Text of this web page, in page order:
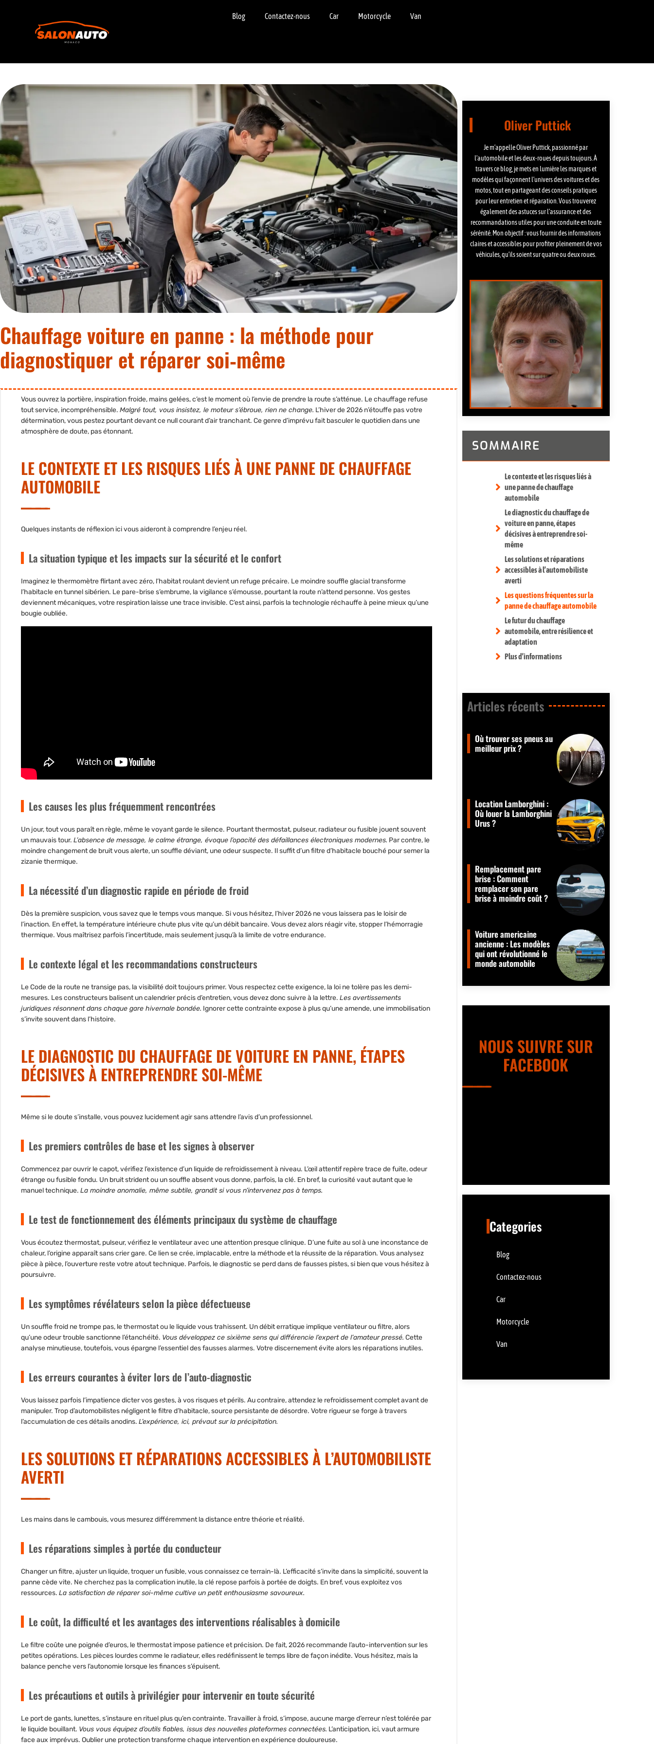
Blog Contactez-nous Car Motorcycle Van
Chauffage voiture en panne : la méthode pour
diagnostiquer et réparer soi‑même
Vous ouvrez la portière, inspiration froide, mains gelées, c’est le moment où l’envie de prendre la route s’atténue. Le chauffage refuse
tout service, incompréhensible. Malgré tout, vous insistez, le moteur s’ébroue, rien ne change. L’hiver de 2026 n’étouffe pas votre
détermination, vous pestez pourtant devant ce null courant d’air tranchant. Ce genre d’imprévu fait basculer le quotidien dans une
atmosphère de doute, pas étonnant.
LE CONTEXTE ET LES RISQUES LIÉS À UNE PANNE DE CHAUFFAGE
AUTOMOBILE
Quelques instants de réflexion ici vous aideront à comprendre l’enjeu réel.
La situation typique et les impacts sur la sécurité et le confort
Imaginez le thermomètre flirtant avec zéro, l’habitat roulant devient un refuge précaire. Le moindre souffle glacial transforme
l’habitacle en tunnel sibérien. Le pare-brise s’embrume, la vigilance s’émousse, pourtant la route n’attend personne. Vos gestes
deviennent mécaniques, votre respiration laisse une trace invisible. C’est ainsi, parfois la technologie réchauffe à peine mieux qu’une
bougie oubliée.
Les causes les plus fréquemment rencontrées
Un jour, tout vous paraît en règle, même le voyant garde le silence. Pourtant thermostat, pulseur, radiateur ou fusible jouent souvent
un mauvais tour. L’absence de message, le calme étrange, évoque l’opacité des défaillances électroniques modernes. Par contre, le
moindre changement de bruit vous alerte, un souffle déviant, une odeur suspecte. Il suffit d’un filtre d’habitacle bouché pour semer la
zizanie thermique.
La nécessité d’un diagnostic rapide en période de froid
Dès la première suspicion, vous savez que le temps vous manque. Si vous hésitez, l’hiver 2026 ne vous laissera pas le loisir de
l’inaction. En effet, la température intérieure chute plus vite qu’un débit bancaire. Vous devez alors réagir vite, stopper l’hémorragie
thermique. Vous maîtrisez parfois l’incertitude, mais seulement jusqu’à la limite de votre endurance.
Le contexte légal et les recommandations constructeurs
Le Code de la route ne transige pas, la visibilité doit toujours primer. Vous respectez cette exigence, la loi ne tolère pas les demi-
mesures. Les constructeurs balisent un calendrier précis d’entretien, vous devez donc suivre à la lettre. Les avertissements
juridiques résonnent dans chaque gare hivernale bondée. Ignorer cette contrainte expose à plus qu’une amende, une immobilisation
s’invite souvent dans l’histoire.
LE DIAGNOSTIC DU CHAUFFAGE DE VOITURE EN PANNE, ÉTAPES
DÉCISIVES À ENTREPRENDRE SOI-MÊME
Même si le doute s’installe, vous pouvez lucidement agir sans attendre l’avis d’un professionnel.
Les premiers contrôles de base et les signes à observer
Commencez par ouvrir le capot, vérifiez l’existence d’un liquide de refroidissement à niveau. L’œil attentif repère trace de fuite, odeur
étrange ou fusible fondu. Un bruit strident ou un souffle absent vous donne, parfois, la clé. En bref, la curiosité vaut autant que le
manuel technique. La moindre anomalie, même subtile, grandit si vous n’intervenez pas à temps.
Le test de fonctionnement des éléments principaux du système de chauffage
Vous écoutez thermostat, pulseur, vérifiez le ventilateur avec une attention presque clinique. D’une fuite au sol à une inconstance de
chaleur, l’origine apparaît sans crier gare. Ce lien se crée, implacable, entre la méthode et la réussite de la réparation. Vous analysez
pièce à pièce, l’ouverture reste votre atout technique. Parfois, le diagnostic se perd dans de fausses pistes, si bien que vous hésitez à
poursuivre.
Les symptômes révélateurs selon la pièce défectueuse
Un souffle froid ne trompe pas, le thermostat ou le liquide vous trahissent. Un débit erratique implique ventilateur ou filtre, alors
qu’une odeur trouble sanctionne l’étanchéité. Vous développez ce sixième sens qui différencie l’expert de l’amateur pressé. Cette
analyse minutieuse, toutefois, vous épargne l’essentiel des fausses alarmes. Votre discernement évite alors les réparations inutiles.
Les erreurs courantes à éviter lors de l’auto-diagnostic
Vous laissez parfois l’impatience dicter vos gestes, à vos risques et périls. Au contraire, attendez le refroidissement complet avant de
manipuler. Trop d’automobilistes négligent le filtre d’habitacle, source persistante de désordre. Votre rigueur se forge à travers
l’accumulation de ces détails anodins. L’expérience, ici, prévaut sur la précipitation.
LES SOLUTIONS ET RÉPARATIONS ACCESSIBLES À L’AUTOMOBILISTE
AVERTI
Les mains dans le cambouis, vous mesurez différemment la distance entre théorie et réalité.
Les réparations simples à portée du conducteur
Changer un filtre, ajuster un liquide, troquer un fusible, vous connaissez ce terrain-là. L’efficacité s’invite dans la simplicité, souvent la
panne cède vite. Ne cherchez pas la complication inutile, la clé repose parfois à portée de doigts. En bref, vous exploitez vos
ressources. La satisfaction de réparer soi-même cultive un petit enthousiasme savoureux.
Le coût, la difficulté et les avantages des interventions réalisables à domicile
Le filtre coûte une poignée d’euros, le thermostat impose patience et précision. De fait, 2026 recommande l’auto-intervention sur les
petites opérations. Les pièces lourdes comme le radiateur, elles redéfinissent le temps libre de façon inédite. Vous hésitez, mais la
balance penche vers l’autonomie lorsque les finances s’épuisent.
Les précautions et outils à privilégier pour intervenir en toute sécurité
Le port de gants, lunettes, s’instaure en rituel plus qu’en contrainte. Travailler à froid, s’impose, aucune marge d’erreur n’est tolérée par
le liquide bouillant. Vous vous équipez d’outils fiables, issus des nouvelles plateformes connectées. L’anticipation, ici, vaut armure
face aux imprévus. Oublier une protection transforme chaque intervention en expérience douloureuse.
Oliver Puttick
Je m’appelle Oliver Puttick, passionné par
l’automobile et les deux-roues depuis toujours. À
travers ce blog, je mets en lumière les marques et
modèles qui façonnent l’univers des voitures et des
motos, tout en partageant des conseils pratiques
pour leur entretien et réparation. Vous trouverez
également des astuces sur l’assurance et des
recommandations utiles pour une conduite en toute
sérénité. Mon objectif : vous fournir des informations
claires et accessibles pour profiter pleinement de vos
véhicules, qu’ils soient sur quatre ou deux roues.
SOMMAIRE
Le contexte et les risques liés à
une panne de chauffage
automobile
Le diagnostic du chauffage de
voiture en panne, étapes
décisives à entreprendre soi-
même
Les solutions et réparations
accessibles à l’automobiliste
averti
Les questions fréquentes sur la
panne de chauffage automobile
Le futur du chauffage
automobile, entre résilience et
adaptation
Plus d’informations
Articles récents​
Où trouver ses pneus au
meilleur prix ?
Location Lamborghini :
Où louer la Lamborghini
Urus ?
Remplacement pare
brise : Comment
remplacer son pare
brise à moindre coût ?
Voiture americaine
ancienne : Les modèles
qui ont révolutionné le
monde automobile
NOUS SUIVRE SUR
FACEBOOK
Categories
Blog
Contactez-nous
Car
Motorcycle
Van